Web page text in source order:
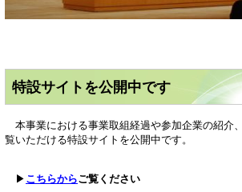
特設サイトを公開中です
本事業における事業取組経過や参加企業の紹介
覧いただける特設サイトを公開中です。
▶ こちらからご覧ください